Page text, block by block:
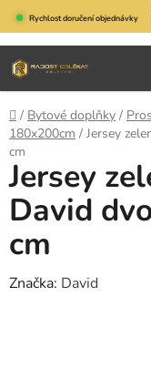
Přejít
na
obsah
Rychlost doručení objednávky
Domů
/ Bytové doplňky /
180x200cm / Jersey
cm
Jersey
David
cm
Značka: David